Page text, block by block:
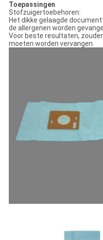
Toepassingen
Stofzuigertoebehoren:
Het dikke gelaagde
de allergenen worden
Voor beste resultaten,
moeten worden vervangen.